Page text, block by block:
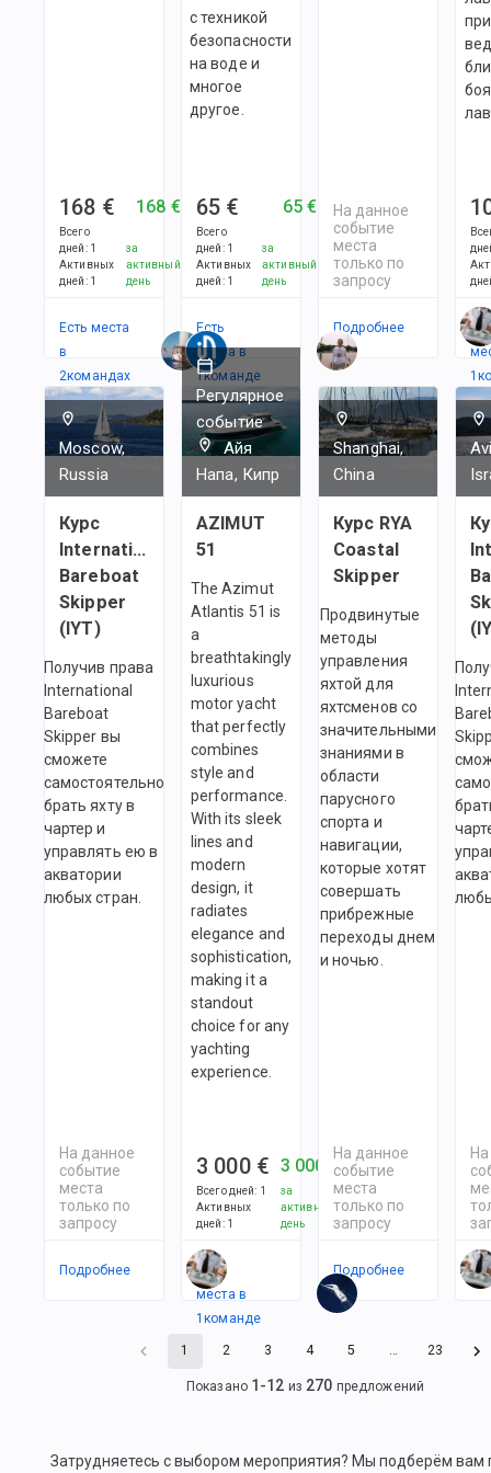
168 €
Всего
дней: 1
Активных
дней: 1
168 €
за
активный
день
Есть места
в
2командах
с техникой
безопасности
на воде и
многое
другое.
65 €
Всего
дней: 1
Активных
дней: 1
65 €
за
активный
день
Есть
места в
1командe
На данное
событие
места
только по
запросу
Подробнее
1
Moscow,
Russia
Курс
International
Bareboat
Skipper
(IYT)
Получив права
International
Bareboat
Skipper вы
сможете
самостоятельно
брать яхту в
чартер и
управлять ею в
акватории
любых стран.
На данное
событие
места
только по
запросу
Подробнее
Регулярное
событие
Айя
Напа, Кипр
AZIMUT
51
The Azimut
Atlantis 51 is
a
breathtakingly
luxurious
motor yacht
that perfectly
combines
style and
performance.
With its sleek
lines and
modern
design, it
radiates
elegance and
sophistication,
making it a
standout
choice for any
yachting
experience.
3 000 €
Всего дней: 1
Активных
дней: 1
3 000 €
за
активный
день
Есть
места в
1командe
Shanghai,
China
Курс RYA
Coastal
Skipper
Продвинутые
методы
управления
яхтой для
яхтсменов со
значительными
знаниями в
области
парусного
спорта и
навигации,
которые хотят
совершать
прибрежные
переходы днем
и ночью.
На данное
событие
места
только по
запросу
Подробнее
1 2 3 4 5 … 23
Показано 1 -12 из 270 предложений
Затрудняетесь с выбором мероприятия? Мы подберём вам